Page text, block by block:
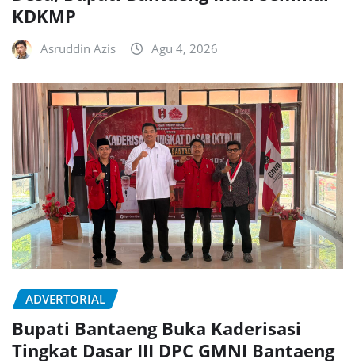
KDKMP
Asruddin Azis Agu 4, 2026
ADVERTORIAL
Bupati Bantaeng Buka Kaderisasi
Tingkat Dasar III DPC GMNI Bantaeng